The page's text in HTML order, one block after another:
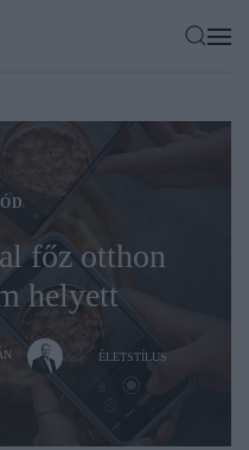
főz otthon
helyett
ÉLETSTÍLUS